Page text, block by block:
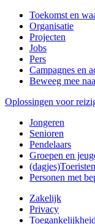
Toekomst en
Organisatie
Projecten
Jobs
Pers
Campagnes en
Beweeg mee
Oplossingen voor
Jongeren
Senioren
Pendelaars
Groepen en
(dagjes)Toeristen
Personen met
Zakelijk
Privacy
Toegankelijkheid